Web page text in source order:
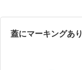
蓋にマーキングあり